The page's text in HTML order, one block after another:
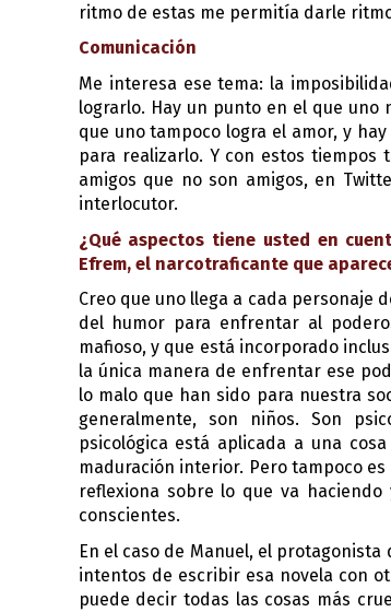
ritmo de estas me permitía darle
Comunicación
Me interesa ese tema: la
lograrlo. Hay un punto en el que
que uno tampoco logra el amor, y
para realizarlo. Y con estos tiempos
amigos que no son amigos, en
interlocutor.
¿Qué aspectos tiene usted en
Efrem, el narcotraficante que
Creo que uno llega a cada personaje
del humor para enfrentar al
mafioso, y que está incorporado
la única manera de enfrentar ese
lo malo que han sido para nuestra
generalmente, son niños. Son
psicológica está aplicada a una
maduración interior. Pero tampoco
reflexiona sobre lo que va
conscientes.
En el caso de Manuel, el protagonista
intentos de escribir esa novela con
puede decir todas las cosas más